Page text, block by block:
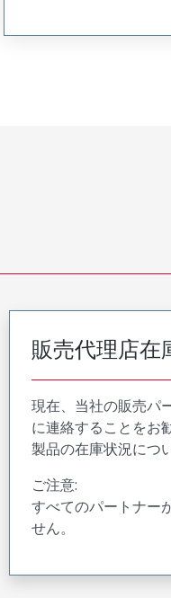
販売代理店在
現在、当社の販売パ
に連絡することをお
製品の在庫状況につ
ご注意:
すべてのパートナー
せん。